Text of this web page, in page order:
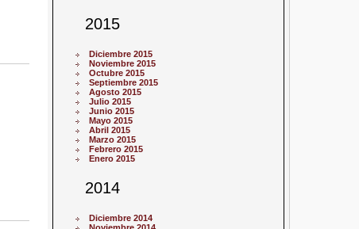
2015
Diciembre 2015
Noviembre 2015
Octubre 2015
Septiembre 2015
Agosto 2015
Julio 2015
Junio 2015
Mayo 2015
Abril 2015
Marzo 2015
Febrero 2015
Enero 2015
2014
Diciembre 2014